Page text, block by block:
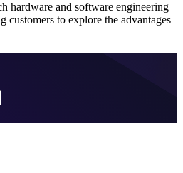
hardware and software engineering
customers to explore the advantages